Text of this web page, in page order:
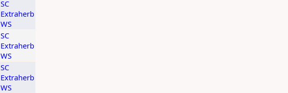
SC
Extraherb
WS
SC
Extraherb
WS
SC
Extraherb
WS